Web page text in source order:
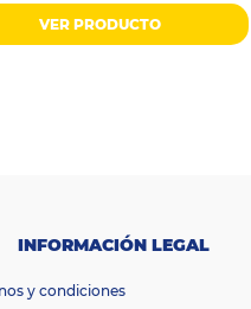
VER PRODUCTO
INFORMACIÓN LEGAL
y condiciones